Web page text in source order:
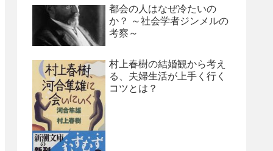
都会の人はなぜ冷たいの
か？ ～社会学者ジンメルの
考察～
村上春樹の結婚観から考え
る、夫婦生活が上手く行く
コツとは？